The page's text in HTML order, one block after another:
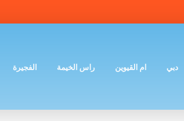
دبي ام القيوين راس الخيمة الفجيرة